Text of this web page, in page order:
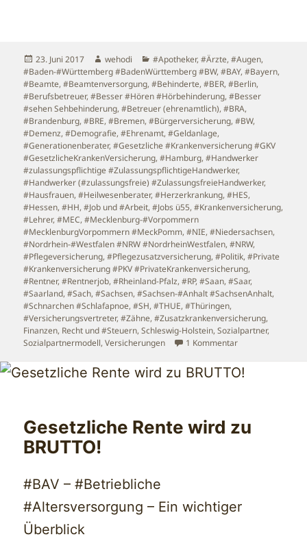
Veröffentlicht
am
23. Juni 2017 Autor
wehodi Kategorien
#Apotheker,#Ärzte,#Augen,
#Baden-#Württemberg #BadenWürttemberg #BW,#BAY,#Bayern,
#Beamte,#Beamtenversorgung,#Behinderte,#BER,#Berlin,
#Berufsbetreuer,#Besser #Hören #Hörbehinderung,#Besser
#sehen Sehbehinderung,#Betreuer (ehrenamtlich),#BRA,
#Brandenburg,#BRE,#Bremen,#Bürgerversicherung,#BW,
#Demenz,#Demografie,#Ehrenamt,#Geldanlage,
#Generationenberater,#Gesetzliche #Krankenversicherung #GKV
#GesetzlicheKrankenVersicherung,#Hamburg,#Handwerker
#zulassungspflichtige #ZulassungspflichtigeHandwerker,
#Handwerker (#zulassungsfreie) #ZulassungsfreieHandwerker,
#Hausfrauen,#Heilwesenberater,#Herzerkrankung,#HES,
#Hessen,#HH,#Job und #Arbeit,#Jobs ü55,#Krankenversicherung,
#Lehrer,#MEC,#Mecklenburg-#Vorpommern
#MecklenburgVorpommern #MeckPomm,#NIE,#Niedersachsen,
#Nordrhein-#Westfalen #NRW #NordrheinWestfalen,#NRW,
#Pflegeversicherung,#Pflegezusatzversicherung,#Politik,#Private
#Krankenversicherung #PKV #PrivateKrankenversicherung,
#Rentner,#Rentnerjob,#Rheinland-Pfalz,#RP,#Saan,#Saar,
#Saarland,#Sach,#Sachsen,#Sachsen-#Anhalt #SachsenAnhalt,
#Schnarchen #Schlafapnoe,#SH,#THUE,#Thüringen,
#Versicherungsvertreter,#Zähne,#Zusatzkrankenversicherung,
Finanzen, Recht und #Steuern,Schleswig-Holstein,Sozialpartner,
Sozialpartnermodell,Versicherungen 1 Kommentarzu
Gesetzliche Rente wird zu
BRUTTO!
#BAV – #Betriebliche
#Altersversorgung – Ein wichtiger
Überblick